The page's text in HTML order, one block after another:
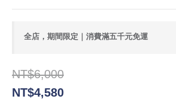
全店，期間限定｜消費滿五千元免運
NT$6,000
NT$4,580